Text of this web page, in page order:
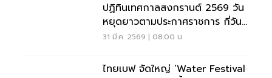
ปฏิทินเทศกาลสงกรานต์ 2569 วัน
หยุดยาวตามประกาศราชการ กี่วัน-
วันไหนบ้าง
31 มี.ค. 2569 | 08:00 น.
ไทยเบฟ จัดใหญ่ ‘Water Festival